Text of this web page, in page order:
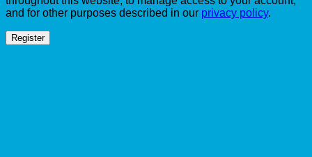
and for other purposes described in our privacy policy.
Register